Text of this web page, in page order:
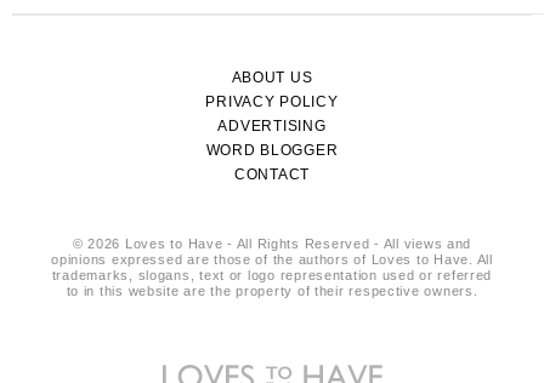
ABOUT US
PRIVACY POLICY
ADVERTISING
WORD BLOGGER
CONTACT
© 2026 Loves to Have - All Rights Reserved - All views and
opinions expressed are those of the authors of Loves to Have. All
trademarks, slogans, text or logo representation used or referred
to in this website are the property of their respective owners.